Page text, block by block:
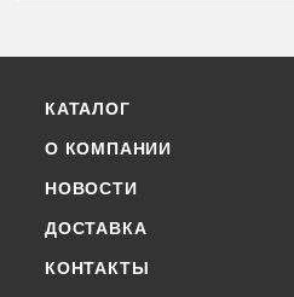
КАТАЛОГ
О КОМПАНИИ
НОВОСТИ
ДОСТАВКА
КОНТАКТЫ